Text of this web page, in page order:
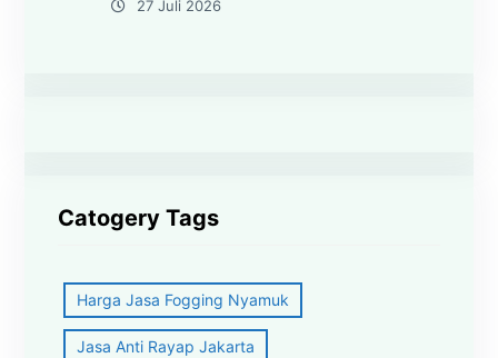
27 Juli 2026
Catogery Tags
Harga Jasa Fogging Nyamuk
Jasa Anti Rayap Jakarta